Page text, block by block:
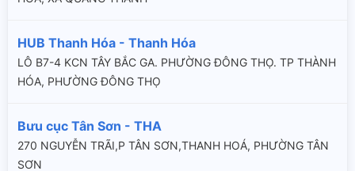
HUB Thanh Hóa - Thanh Hóa
LÔ B7-4 KCN TÂY BẮC GA. PHƯỜNG ĐÔNG THỌ. TP THÀNH
HÓA, PHƯỜNG ĐÔNG THỌ
Bưu cục Tân Sơn - THA
270 NGUYỄN TRÃI,P TÂN SƠN,THANH HOÁ, PHƯỜNG TÂN
SƠN